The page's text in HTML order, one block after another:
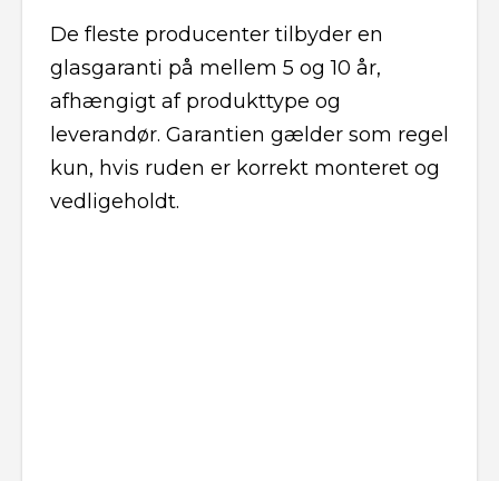
De fleste producenter tilbyder en
glasgaranti på mellem 5 og 10 år,
afhængigt af produkttype og
leverandør. Garantien gælder som regel
kun, hvis ruden er korrekt monteret og
vedligeholdt.